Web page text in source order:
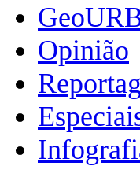
Opinião